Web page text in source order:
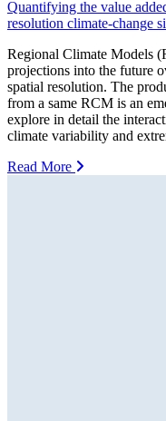
Quantifying the value
resolution climate-change
Regional Climate Models
projections into the future
spatial resolution. The
from a same RCM is an
explore in detail the
climate variability and
Read More